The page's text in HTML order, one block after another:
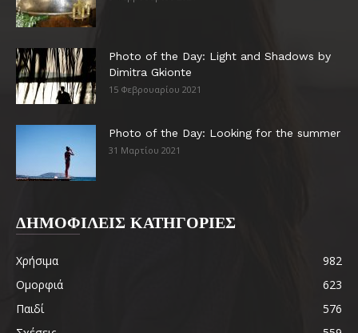
Photo of the Day: Light and Shadows by
Dimitra Gkionte
15 Φεβρουαρίου 2021
Photo of the Day: Looking for the summer
31 Μαρτίου 2021
ΔΗΜΟΦΙΛΕΙΣ ΚΑΤΗΓΟΡΙΕΣ
Χρήσιμα
982
Ομορφιά
623
Παιδί
576